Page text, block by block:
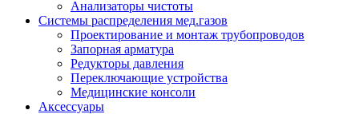
Анализаторы чистоты
Системы распределения мед.газов
Проектирование и монтаж трубопроводов
Запорная арматура
Редукторы давления
Переключающие устройства
Медицинские консоли
Аксессуары